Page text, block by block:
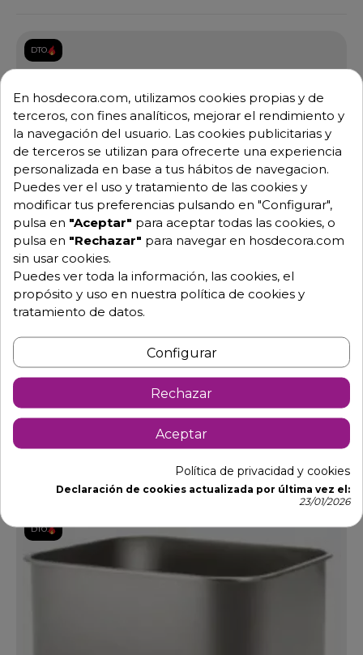
DTO.
Carro para lavanderia de rejilla 212L - 51x80 cm. CV-212
Ref: 32-CV-212
353,64 €421,00 € -16%
DTO.
En hosdecora.com, utilizamos cookies propias y de
terceros, con fines analíticos, mejorar el rendimiento y
la navegación del usuario. Las cookies publicitarias y
de terceros se utilizan para ofrecerte una experiencia
personalizada en base a tus hábitos de navegacion.
Puedes ver el uso y tratamiento de las cookies y
modificar tus preferencias pulsando en "Configurar",
pulsa en "Aceptar" para aceptar todas las cookies, o
pulsa en "Rechazar" para navegar en hosdecora.com
sin usar cookies.
Puedes ver toda la información, las cookies, el
propósito y uso en nuestra política de cookies y
tratamiento de datos.
Configurar
Rechazar
Aceptar
Política de privacidad y cookies
Declaración de cookies actualizada por última vez el:
23/01/2026